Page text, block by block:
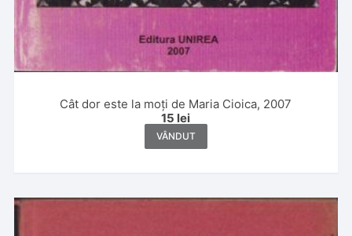
Cât dor este la moți de Maria Cioica, 2007
15 lei
VÂNDUT